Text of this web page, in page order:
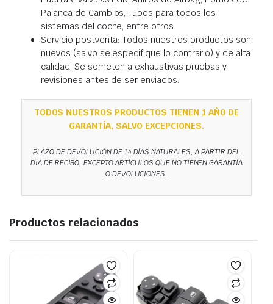
Palanca de Cambios, Tubos para todos los
sistemas del coche, entre otros.
Servicio postventa: Todos nuestros productos son
nuevos (salvo se especifique lo contrario) y de alta
calidad. Se someten a exhaustivas pruebas y
revisiones antes de ser enviados.
TODOS NUESTROS PRODUCTOS TIENEN 1 AÑO DE
GARANTÍA, SALVO EXCEPCIONES.
PLAZO DE DEVOLUCIÓN DE 14 DÍAS NATURALES, A PARTIR DEL
DÍA DE RECIBO, EXCEPTO ARTÍCULOS QUE NO TIENEN GARANTÍA
O DEVOLUCIONES.
Productos relacionados